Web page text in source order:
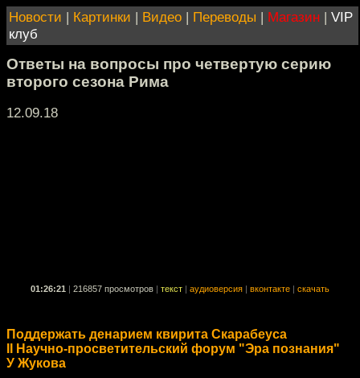
Новости | Картинки | Видео | Переводы | Магазин | VIP
клуб
Ответы на вопросы про четвертую серию
второго сезона Рима
12.09.18
01:26:21 216857 просмотров текст аудиоверсия вконтакте скачать
Поддержать денарием квирита Скарабеуса
II Научно-просветительский форум "Эра познания"
У Жукова